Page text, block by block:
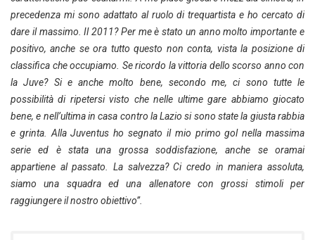
precedenza mi sono adattato al ruolo di trequartista e ho cercato di
dare il massimo. Il 2011? Per me è stato un anno molto importante e
positivo, anche se ora tutto questo non conta, vista la posizione di
classifica che occupiamo. Se ricordo la vittoria dello scorso anno con
la Juve? Si e anche molto bene, secondo me, ci sono tutte le
possibilità di ripetersi visto che nelle ultime gare abbiamo giocato
bene, e nell’ultima in casa contro la Lazio si sono state la giusta rabbia
e grinta. Alla Juventus ho segnato il mio primo gol nella massima
serie ed è stata una grossa soddisfazione, anche se oramai
appartiene al passato. La salvezza? Ci credo in maniera assoluta,
siamo una squadra ed una allenatore con grossi stimoli per
raggiungere il nostro obiettivo”.